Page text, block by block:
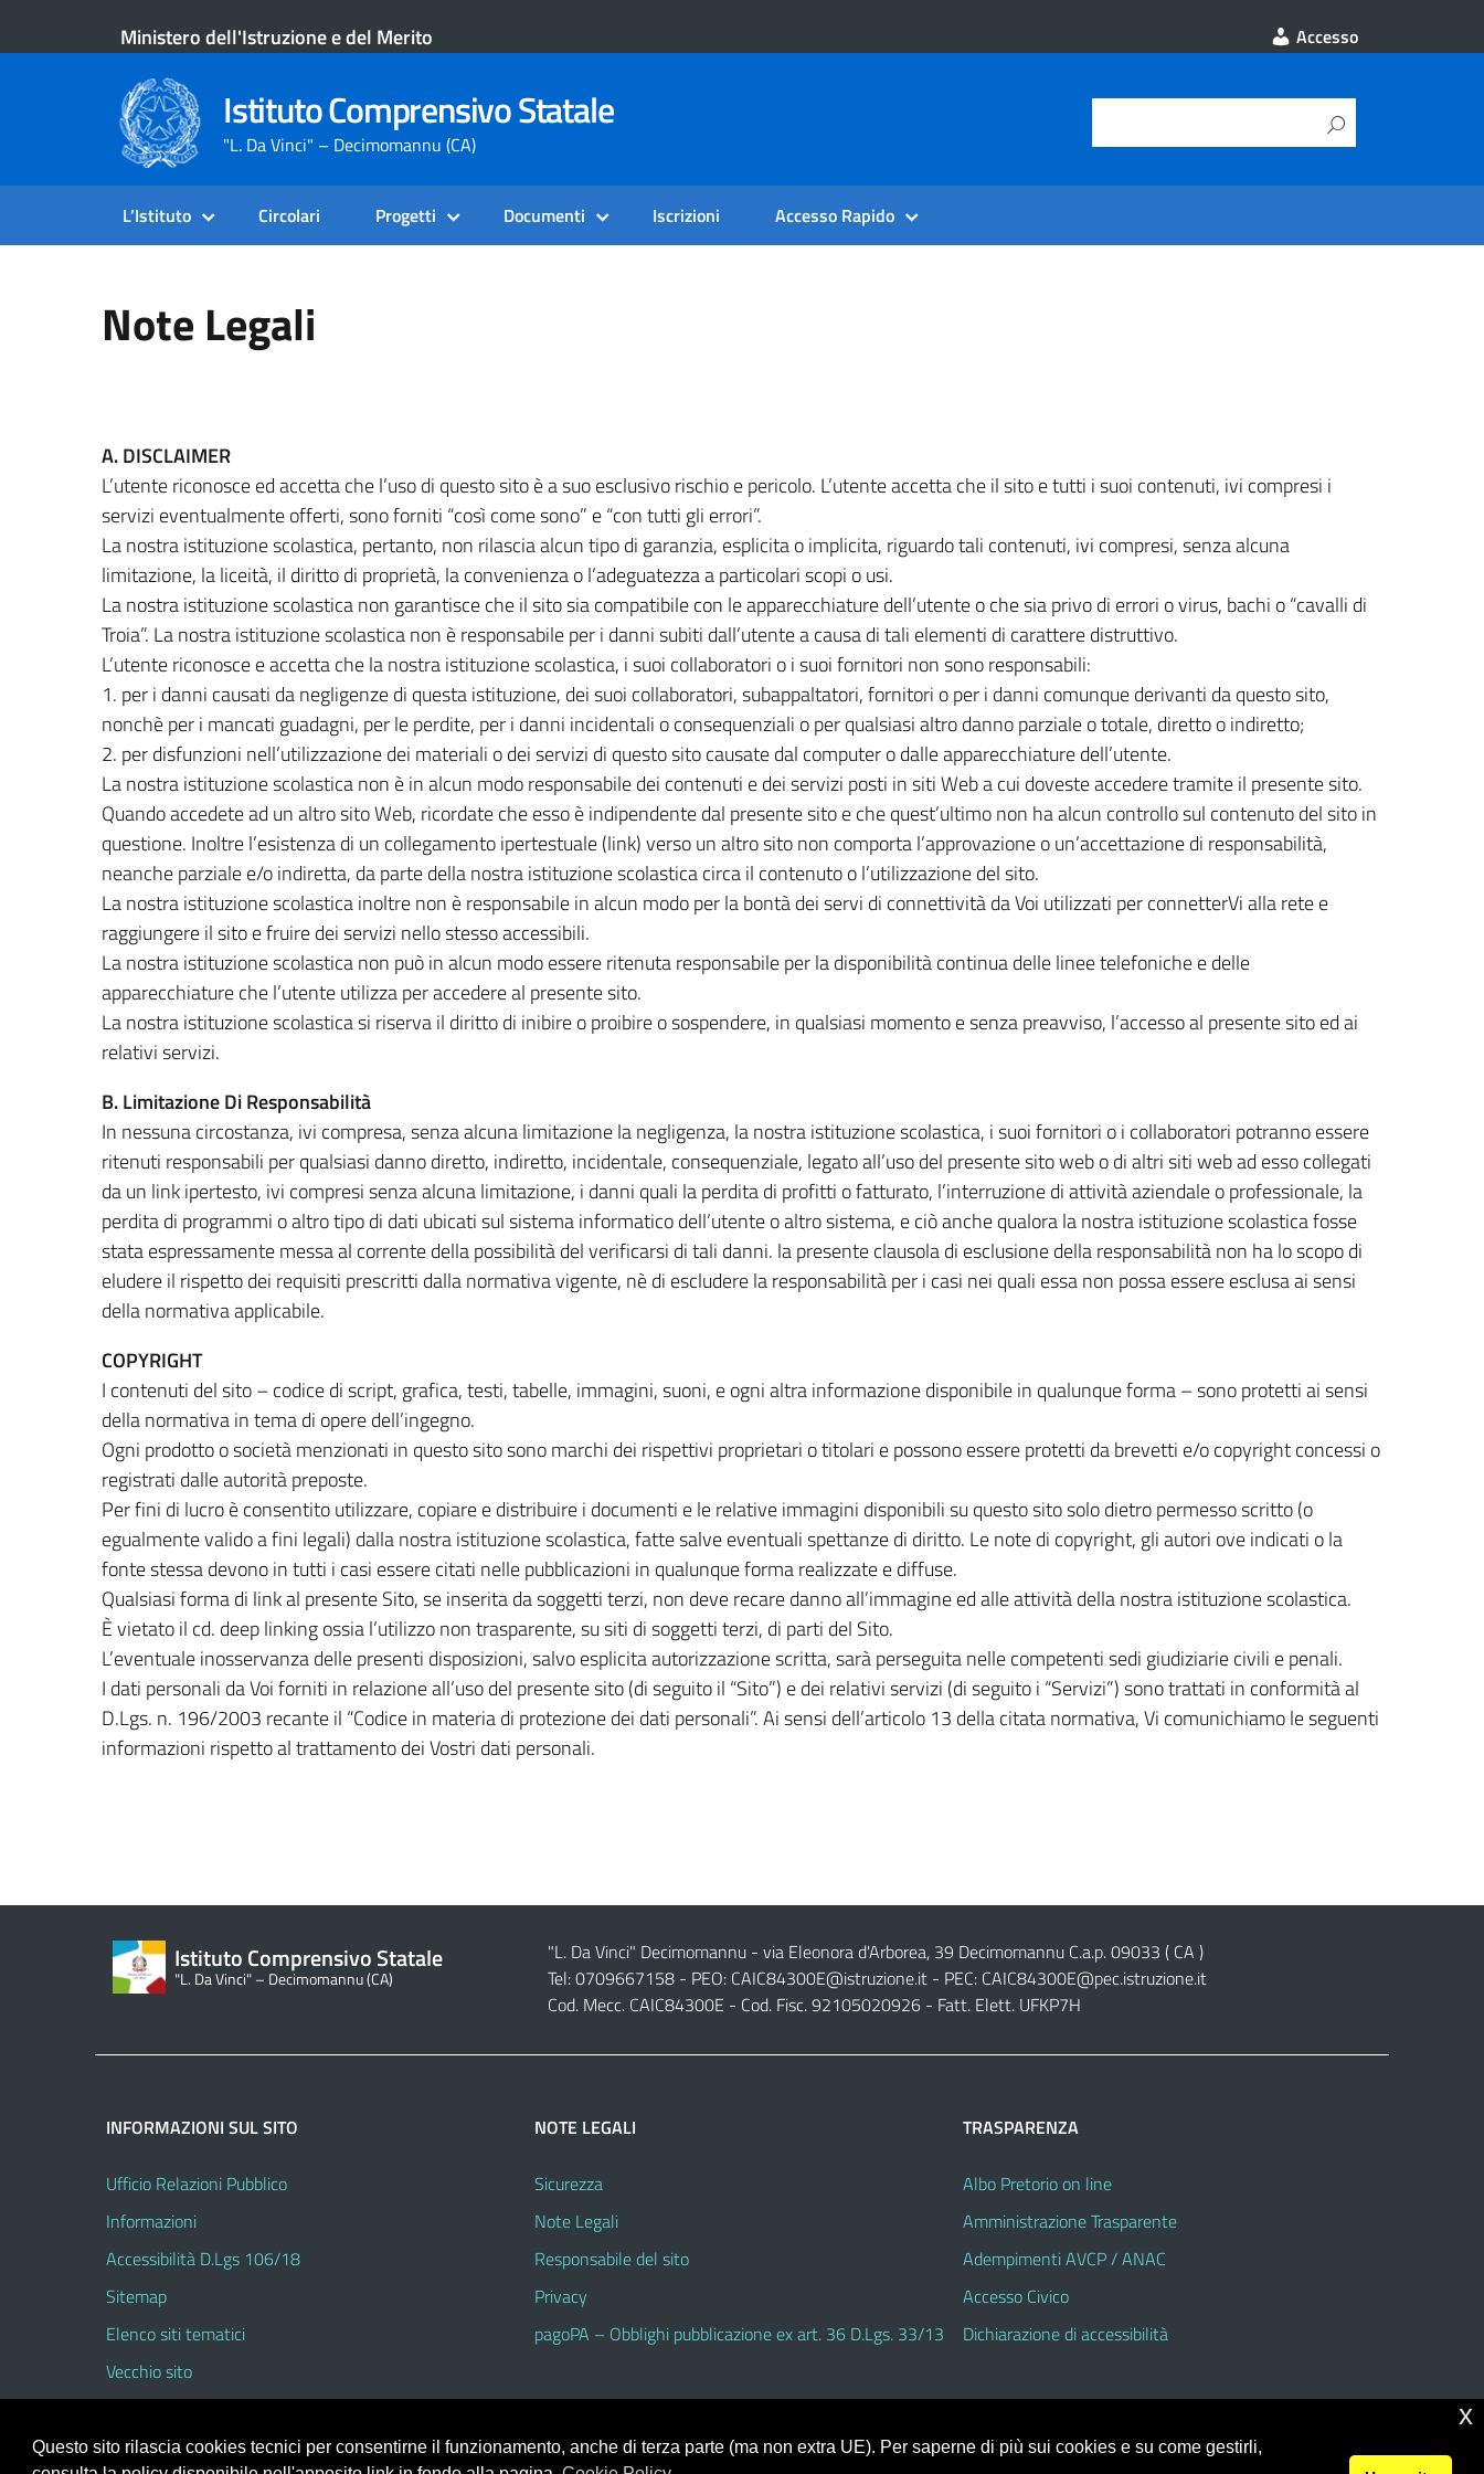
Ministero dell'Istruzione e del Merito Accesso
Istituto Comprensivo Statale
"L. Da Vinci" – Decimomannu (CA)
L’Istituto Circolari Progetti Documenti Iscrizioni Accesso Rapido
Note Legali
A. DISCLAIMER
L’utente riconosce ed accetta che l’uso di questo sito è a suo esclusivo rischio e pericolo. L’utente accetta che il sito e tutti i suoi contenuti, ivi compresi i
servizi eventualmente offerti, sono forniti “così come sono” e “con tutti gli errori”.
La nostra istituzione scolastica, pertanto, non rilascia alcun tipo di garanzia, esplicita o implicita, riguardo tali contenuti, ivi compresi, senza alcuna
limitazione, la liceità, il diritto di proprietà, la convenienza o l’adeguatezza a particolari scopi o usi.
La nostra istituzione scolastica non garantisce che il sito sia compatibile con le apparecchiature dell’utente o che sia privo di errori o virus, bachi o “cavalli di
Troia”. La nostra istituzione scolastica non è responsabile per i danni subiti dall’utente a causa di tali elementi di carattere distruttivo.
L’utente riconosce e accetta che la nostra istituzione scolastica, i suoi collaboratori o i suoi fornitori non sono responsabili:
1. per i danni causati da negligenze di questa istituzione, dei suoi collaboratori, subappaltatori, fornitori o per i danni comunque derivanti da questo sito,
nonchè per i mancati guadagni, per le perdite, per i danni incidentali o consequenziali o per qualsiasi altro danno parziale o totale, diretto o indiretto;
2. per disfunzioni nell’utilizzazione dei materiali o dei servizi di questo sito causate dal computer o dalle apparecchiature dell’utente.
La nostra istituzione scolastica non è in alcun modo responsabile dei contenuti e dei servizi posti in siti Web a cui doveste accedere tramite il presente sito.
Quando accedete ad un altro sito Web, ricordate che esso è indipendente dal presente sito e che quest’ultimo non ha alcun controllo sul contenuto del sito in
questione. Inoltre l’esistenza di un collegamento ipertestuale (link) verso un altro sito non comporta l’approvazione o un’accettazione di responsabilità,
neanche parziale e/o indiretta, da parte della nostra istituzione scolastica circa il contenuto o l’utilizzazione del sito.
La nostra istituzione scolastica inoltre non è responsabile in alcun modo per la bontà dei servi di connettività da Voi utilizzati per connetterVi alla rete e
raggiungere il sito e fruire dei servizi nello stesso accessibili.
La nostra istituzione scolastica non può in alcun modo essere ritenuta responsabile per la disponibilità continua delle linee telefoniche e delle
apparecchiature che l’utente utilizza per accedere al presente sito.
La nostra istituzione scolastica si riserva il diritto di inibire o proibire o sospendere, in qualsiasi momento e senza preavviso, l’accesso al presente sito ed ai
relativi servizi.
B. Limitazione Di Responsabilità
In nessuna circostanza, ivi compresa, senza alcuna limitazione la negligenza, la nostra istituzione scolastica, i suoi fornitori o i collaboratori potranno essere
ritenuti responsabili per qualsiasi danno diretto, indiretto, incidentale, consequenziale, legato all’uso del presente sito web o di altri siti web ad esso collegati
da un link ipertesto, ivi compresi senza alcuna limitazione, i danni quali la perdita di profitti o fatturato, l’interruzione di attività aziendale o professionale, la
perdita di programmi o altro tipo di dati ubicati sul sistema informatico dell’utente o altro sistema, e ciò anche qualora la nostra istituzione scolastica fosse
stata espressamente messa al corrente della possibilità del verificarsi di tali danni. la presente clausola di esclusione della responsabilità non ha lo scopo di
eludere il rispetto dei requisiti prescritti dalla normativa vigente, nè di escludere la responsabilità per i casi nei quali essa non possa essere esclusa ai sensi
della normativa applicabile.
COPYRIGHT
I contenuti del sito – codice di script, grafica, testi, tabelle, immagini, suoni, e ogni altra informazione disponibile in qualunque forma – sono protetti ai sensi
della normativa in tema di opere dell’ingegno.
Ogni prodotto o società menzionati in questo sito sono marchi dei rispettivi proprietari o titolari e possono essere protetti da brevetti e/o copyright concessi o
registrati dalle autorità preposte.
Per fini di lucro è consentito utilizzare, copiare e distribuire i documenti e le relative immagini disponibili su questo sito solo dietro permesso scritto (o
egualmente valido a fini legali) dalla nostra istituzione scolastica, fatte salve eventuali spettanze di diritto. Le note di copyright, gli autori ove indicati o la
fonte stessa devono in tutti i casi essere citati nelle pubblicazioni in qualunque forma realizzate e diffuse.
Qualsiasi forma di link al presente Sito, se inserita da soggetti terzi, non deve recare danno all’immagine ed alle attività della nostra istituzione scolastica.
È vietato il cd. deep linking ossia l’utilizzo non trasparente, su siti di soggetti terzi, di parti del Sito.
L’eventuale inosservanza delle presenti disposizioni, salvo esplicita autorizzazione scritta, sarà perseguita nelle competenti sedi giudiziarie civili e penali.
I dati personali da Voi forniti in relazione all’uso del presente sito (di seguito il “Sito”) e dei relativi servizi (di seguito i “Servizi”) sono trattati in conformità al
D.Lgs. n. 196/2003 recante il “Codice in materia di protezione dei dati personali”. Ai sensi dell’articolo 13 della citata normativa, Vi comunichiamo le seguenti
informazioni rispetto al trattamento dei Vostri dati personali.
Istituto Comprensivo Statale
"L. Da Vinci" – Decimomannu (CA)
"L. Da Vinci" Decimomannu - via Eleonora d'Arborea, 39 Decimomannu C.a.p. 09033 ( CA )
Tel: 0709667158 - PEO: CAIC84300E@istruzione.it- PEC: CAIC84300E@pec.istruzione.it
Cod. Mecc. CAIC84300E - Cod. Fisc. 92105020926 - Fatt. Elett. UFKP7H
INFORMAZIONI SUL SITO
Ufficio Relazioni Pubblico
Informazioni
Accessibilità D.Lgs 106/18
Sitemap
Elenco siti tematici
Vecchio sito
NOTE LEGALI
Sicurezza
Note Legali
Responsabile del sito
Privacy
pagoPA – Obblighi pubblicazione ex art. 36 D.Lgs. 33/13
TRASPARENZA
Albo Pretorio on line
Amministrazione Trasparente
Adempimenti AVCP / ANAC
Accesso Civico
Dichiarazione di accessibilità
Questo sito rilascia cookies tecnici per consentirne il funzionamento, anche di terza parte (ma non extra UE). Per saperne di più sui cookies e su come gestirli,
x